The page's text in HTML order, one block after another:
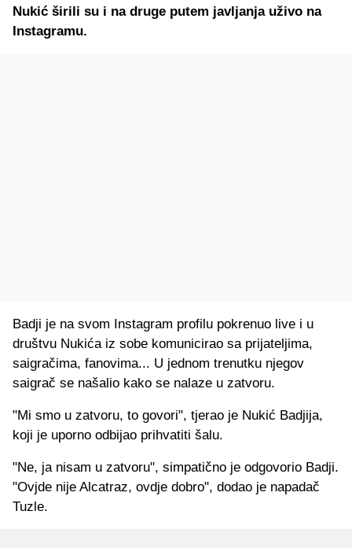
Nukić širili su i na druge putem javljanja uživo na
Instagramu.
Badji je na svom Instagram profilu pokrenuo live i u
društvu Nukića iz sobe komunicirao sa prijateljima,
saigračima, fanovima... U jednom trenutku njegov
saigrač se našalio kako se nalaze u zatvoru.
"Mi smo u zatvoru, to govori", tjerao je Nukić Badjija,
koji je uporno odbijao prihvatiti šalu.
"Ne, ja nisam u zatvoru", simpatično je odgovorio Badji.
"Ovjde nije Alcatraz, ovdje dobro", dodao je napadač
Tuzle.